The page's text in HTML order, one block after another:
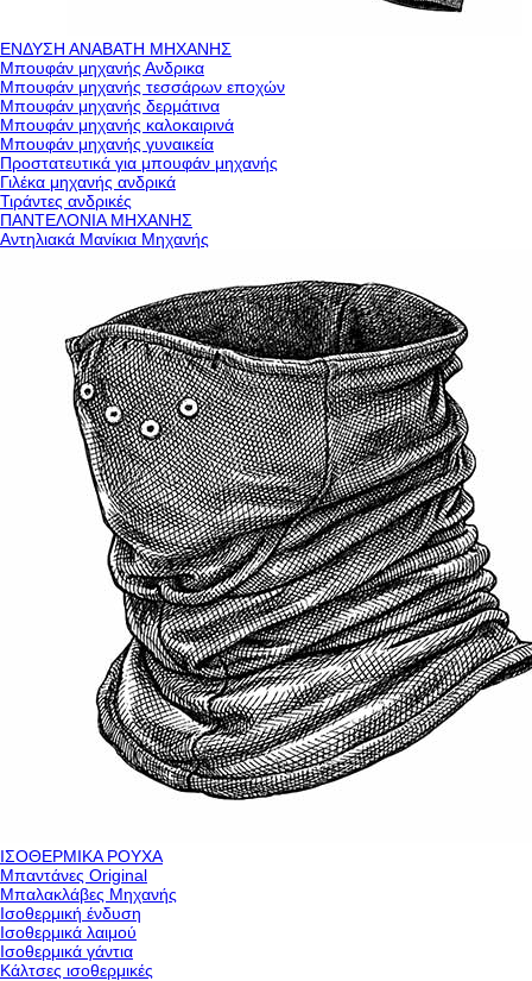
ΕΝΔΥΣΗ ΑΝΑΒΑΤΗ ΜΗΧΑΝΗΣ
Μπουφάν μηχανής Ανδρικα
Μπουφάν μηχανής τεσσάρων εποχών
Μπουφάν μηχανής δερμάτινα
Μπουφάν μηχανής καλοκαιρινά
Μπουφάν μηχανής γυναικεία
Προστατευτικά για μπουφάν μηχανής
Γιλέκα μηχανής ανδρικά
Τιράντες ανδρικές
ΠΑΝΤΕΛΟΝΙΑ ΜΗΧΑΝΗΣ
Αντηλιακά Μανίκια Μηχανής
ΙΣΟΘΕΡΜΙΚΑ ΡΟΥΧΑ
Μπαντάνες Original
Μπαλακλάβες Μηχανής
Ισοθερμική ένδυση
Ισοθερμικά λαιμού
Ισοθερμικά γάντια
Κάλτσες ισοθερμικές